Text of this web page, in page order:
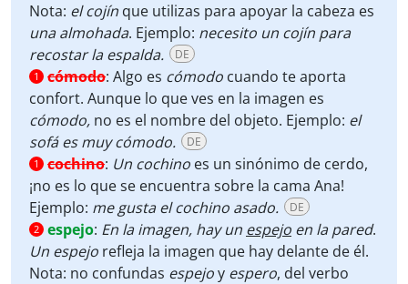
Nota: el cojín que utilizas para apoyar la cabeza es
una almohada. Ejemplo: necesito un cojín para
recostar la espalda.
DE
1 cómodo: Algo es cómodo cuando te aporta
confort. Aunque lo que ves en la imagen es
cómodo, no es el nombre del objeto. Ejemplo: el
sofá es muy cómodo.
DE
1 cochino: Un cochino es un sinónimo de cerdo,
¡no es lo que se encuentra sobre la cama Ana!
Ejemplo: me gusta el cochino asado. DE
2 espejo: En la imagen, hay un espejo en la pared.
Un espejo refleja la imagen que hay delante de él.
Nota: no confundas espejoy espero, del verbo